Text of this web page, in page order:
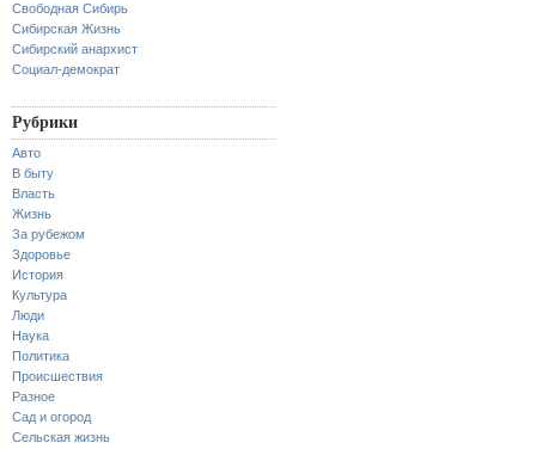
Свободная Сибирь
Сибирская Жизнь
Сибирский анархист
Социал-демократ
Рубрики
Авто
В быту
Власть
Жизнь
За рубежом
Здоровье
История
Культура
Люди
Наука
Политика
Происшествия
Разное
Сад и огород
Сельская жизнь